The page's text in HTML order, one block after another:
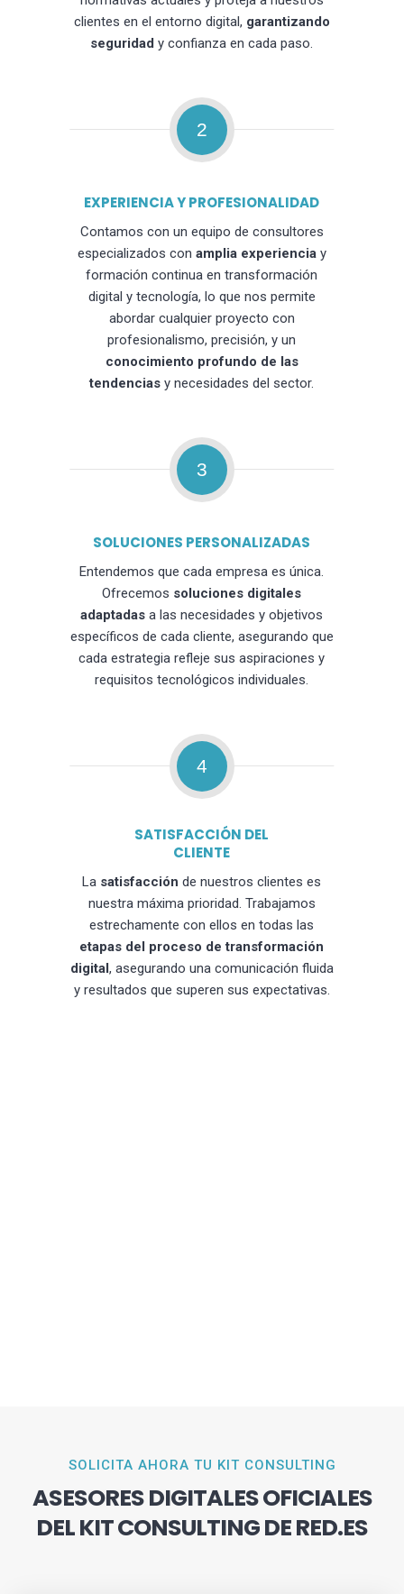
clientes en el entorno digital, garantizando
seguridad y confianza en cada paso.
2
EXPERIENCIA Y PROFESIONALIDAD
Contamos con un equipo de consultores
especializados con amplia experienciay
formación continua en transformación
digital y tecnología, lo que nos permite
abordar cualquier proyecto con
profesionalismo, precisión, y un
conocimiento profundo de las
tendencias y necesidades del sector.
3
SOLUCIONES PERSONALIZADAS
Entendemos que cada empresa es única.
Ofrecemos soluciones digitales
adaptadas a las necesidades y objetivos
específicos de cada cliente, asegurando que
cada estrategia refleje sus aspiraciones y
requisitos tecnológicos individuales.
4
SATISFACCIÓN DEL
CLIENTE
La satisfacción de nuestros clientes es
nuestra máxima prioridad. Trabajamos
estrechamente con ellos en todas las
etapas del proceso de transformación
digital, asegurando una comunicación fluida
y resultados que superen sus expectativas.
SOLICITA AHORA TU KIT CONSULTING
ASESORES DIGITALES OFICIALES
DEL KIT CONSULTING DE RED.ES